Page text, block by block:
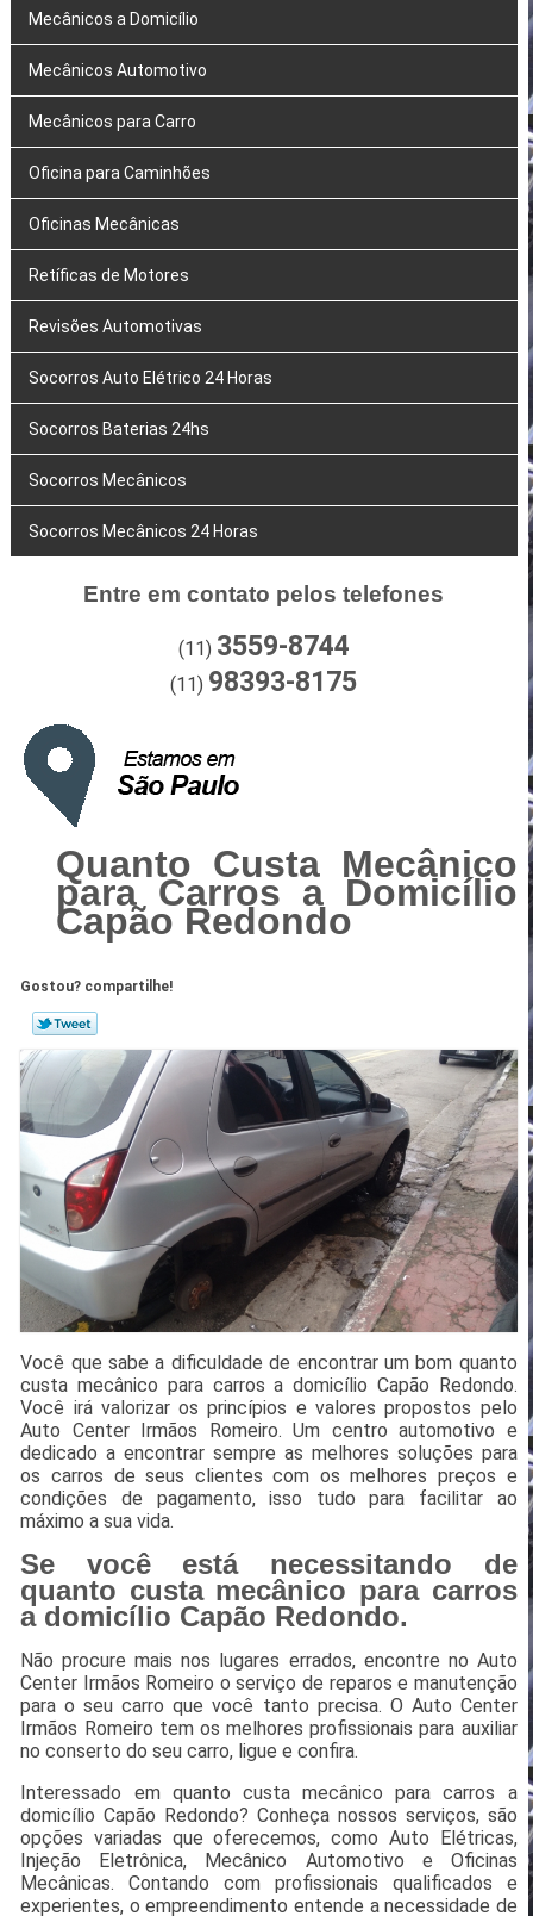
Mecânicos a Domicílio
Mecânicos Automotivo
Mecânicos para Carro
Oficina para Caminhões
Oficinas Mecânicas
Retíficas de Motores
Revisões Automotivas
Socorros Auto Elétrico 24 Horas
Socorros Baterias 24hs
Socorros Mecânicos
Socorros Mecânicos 24 Horas
Entre em contato pelos telefones
(11) 3559-8744
(11) 98393-8175
Quanto Custa Mecânico
para Carros a Domicílio
Capão Redondo
Gostou? compartilhe!
Você que sabe a dificuldade de encontrar um bom quanto
custa mecânico para carros a domicílio Capão Redondo.
Você irá valorizar os princípios e valores propostos pelo
Auto Center Irmãos Romeiro. Um centro automotivo e
dedicado a encontrar sempre as melhores soluções para
os carros de seus clientes com os melhores preços e
condições de pagamento, isso tudo para facilitar ao
máximo a sua vida.
Se você está necessitando de
quanto custa mecânico para carros
a domicílio Capão Redondo.
Não procure mais nos lugares errados, encontre no Auto
Center Irmãos Romeiro o serviço de reparos e manutenção
para o seu carro que você tanto precisa. O Auto Center
Irmãos Romeiro tem os melhores profissionais para auxiliar
no conserto do seu carro, ligue e confira.
Interessado em quanto custa mecânico para carros a
domicílio Capão Redondo? Conheça nossos serviços, são
opções variadas que oferecemos, como Auto Elétricas,
Injeção Eletrônica, Mecânico Automotivo e Oficinas
Mecânicas. Contando com profissionais qualificados e
experientes, o empreendimento entende a necessidade de